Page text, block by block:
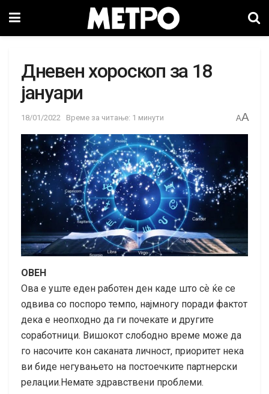
Дневен хороскоп за 18
јануари
18/01/2022 Време за читање: 1 минути AA
ОВЕН
Ова е уште еден работен ден каде што сѐ ќе се
одвива со поспоро темпо, најмногу поради фактот
дека е неопходно да ги почекате и другите
соработници. Вишокот слободно време може да
го насочите кон саканата личност, приоритет нека
ви биде негувањето на постоечките партнерски
релации.Немате здравствени проблеми.